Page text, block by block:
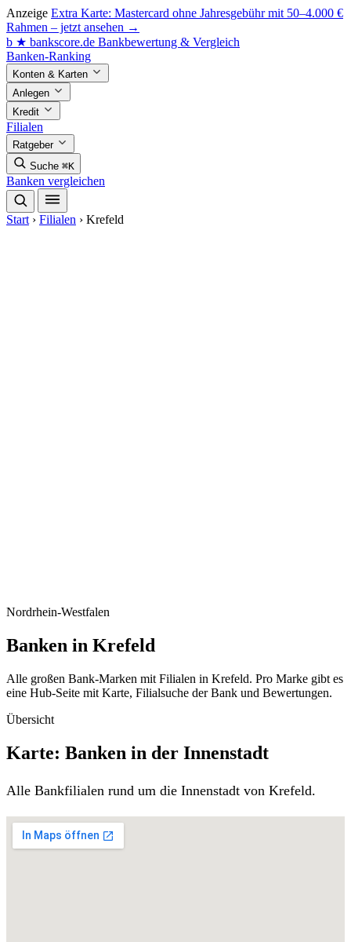
Anzeige Extra Karte: Mastercard ohne Jahresgebühr mit 50–4.000 €
Rahmen – jetzt ansehen →
b ★ bankscore.de Bankbewertung & Vergleich
Banken-Ranking
Konten & Karten
Anlegen
Kredit
Filialen
Ratgeber
Suche ⌘K
Banken vergleichen
Start › Filialen › Krefeld
Nordrhein-Westfalen
Banken in Krefeld
Alle großen Bank-Marken mit Filialen in Krefeld. Pro Marke gibt es
eine Hub-Seite mit Karte, Filialsuche der Bank und Bewertungen.
Übersicht
Karte: Banken in der Innenstadt
Alle Bankfilialen rund um die Innenstadt von Krefeld.